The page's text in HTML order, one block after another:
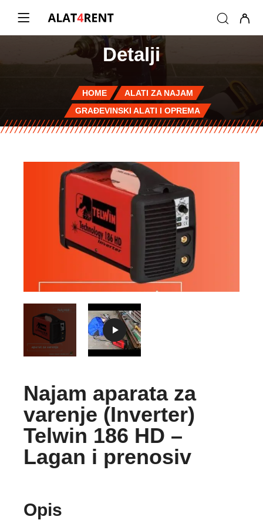
Detalji
HOME
ALATI ZA NAJAM
GRAĐEVINSKI ALATI I OPREMA
Najam aparata za
varenje (Inverter)
Telwin 186 HD –
Lagan i prenosiv
Opis